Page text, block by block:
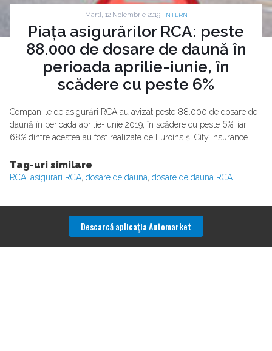
Marti, 12 Noiembrie 2019 | INTERN
Piața asigurărilor RCA: peste
88.000 de dosare de daună în
perioada aprilie-iunie, în
scădere cu peste 6%
Companiile de asigurări RCA au avizat peste 88.000 de dosare de
daună în perioada aprilie-iunie 2019, în scădere cu peste 6%, iar
68% dintre acestea au fost realizate de Euroins și City Insurance.
Tag-uri similare
RCA, asigurari RCA, dosare de dauna, dosare de dauna RCA
Descarcă aplicaţia Automarket